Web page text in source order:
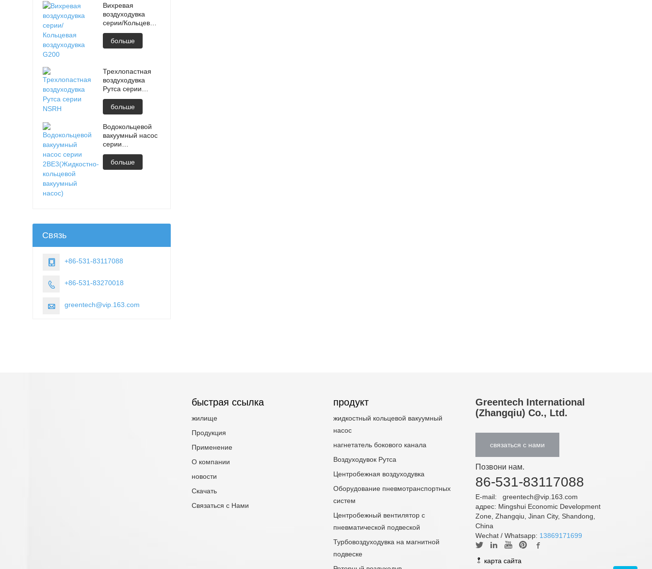
Вихревая
воздуходувка
серии/Кольцевая
воздуходувка
G200
больше
Трехлопастная
воздуходувка
Рутса серии
NSRH
больше
Водокольцевой
вакуумный насос
серии
2BE3(Жидкостно-
кольцевой
вакуумный насос)
больше
Связь
 +86-531-83117088
 +86-531-83270018
 greentech@vip.163.com
быстрая ссылка
жилище
Продукция
Применение
О компании
новости
Скачать
Связаться с Нами
продукт
жидкостный кольцевой вакуумный
насос
нагнетатель бокового канала
Воздуходувок Рутса
Центробежная воздуходувка
Оборудование пневмотранспортных
систем
Центробежный вентилятор с
пневматической подвеской
Турбовоздуходувка на магнитной
подвеске
Greentech International
(Zhangqiu) Co., Ltd.
связаться с нами
Позвони нам.
86-531-83117088
E-mail:
greentech@vip.163.com
адрес: Mingshui Economic Development
Zone, Zhangqiu, Jinan City, Shandong,
China
Wechat / Whatsapp: 13869171699
карта сайта